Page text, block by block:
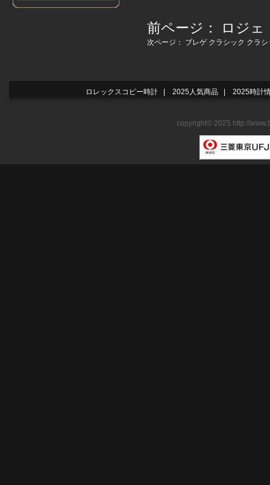
前ページ： ロジェ
次ページ： ブレゲ クラシック クラ
ロレックスコピー時計 2025人気商品 2025時計
copyright© 2025 http://